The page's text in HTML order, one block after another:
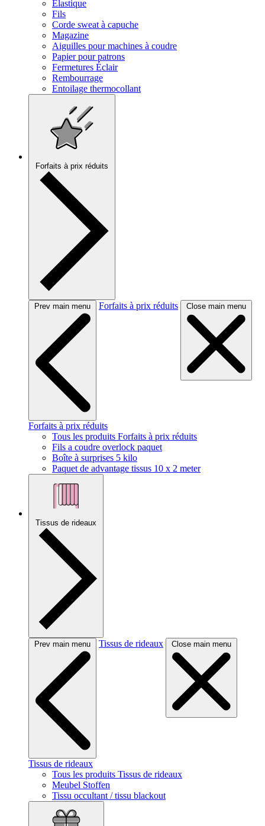
Élastique
Fils
Corde sweat à capuche
Magazine
Aiguilles pour machines à coudre
Papier pour patrons
Fermetures Éclair
Rembourrage
Entoilage thermocollant
Forfaits à prix réduits
Prev main menu Forfaits à prix réduits Close main menu
Forfaits à prix réduits
Tous les produits Forfaits à prix réduits
Fils a coudre overlock paquet
Boîte à surprises 5 kilo
Paquet de advantage tissus 10 x 2 meter
Tissus de rideaux
Prev main menu Tissus de rideaux Close main menu
Tissus de rideaux
Tous les produits Tissus de rideaux
Meubel Stoffen
Tissu occultant / tissu blackout